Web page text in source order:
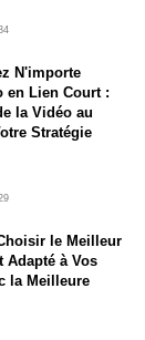
N'importe
en Lien Court :
la Vidéo au
Stratégie
le Meilleur
Adapté à Vos
la Meilleure